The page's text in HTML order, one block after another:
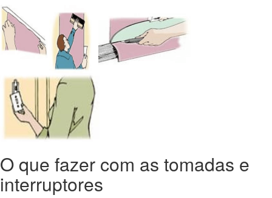
O que fazer com as tomadas e
interruptores